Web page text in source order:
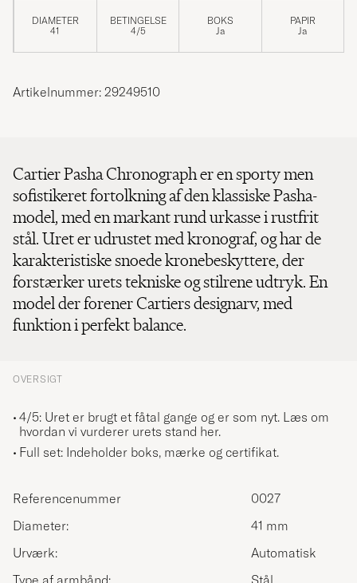
DIAMETER
41
BETINGELSE
4/5
BOKS
Ja
PAPIR
Ja
Artikelnummer: 29249510
Cartier Pasha Chronograph er en sporty men
sofistikeret fortolkning af den klassiske Pasha-
model, med en markant rund urkasse i rustfrit
stål. Uret er udrustet med kronograf, og har de
karakteristiske snoede kronebeskyttere, der
forstærker urets tekniske og stilrene udtryk. En
model der forener Cartiers designarv, med
funktion i perfekt balance.
OVERSIGT
4/5: Uret er brugt et fåtal gange og er som nyt. Læs om
hvordan vi vurderer urets stand her.
Full set: Indeholder boks, mærke og certifikat.
Referencenummer
0027
Diameter:
41 mm
Urværk:
Automatisk